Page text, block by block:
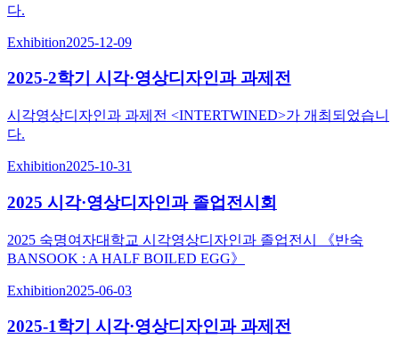
다.
Exhibition2025-12-09
2025-2학기 시각·영상디자인과 과제전
시각영상디자인과 과제전 <INTERTWINED>가 개최되었습니
다.
Exhibition2025-10-31
2025 시각·영상디자인과 졸업전시회
2025 숙명여자대학교 시각영상디자인과 졸업전시 《반숙
BANSOOK : A HALF BOILED EGG》
Exhibition2025-06-03
2025-1학기 시각·영상디자인과 과제전